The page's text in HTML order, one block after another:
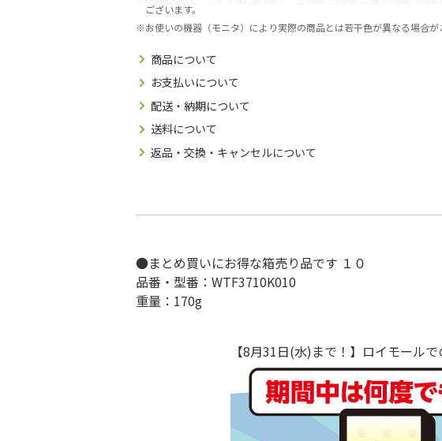
ございます。
お使いの機器（モニタ）により実際の商品とは若干色が異なる場合が
商品について
お支払いについて
配送・納期について
送料について
返品・交換・キャンセルについて
●まとめ買いにお得な箱売り品です １０
品番・型番：WTF3710K010
重量：170g
【8月31日(水)まで！】ロイモール